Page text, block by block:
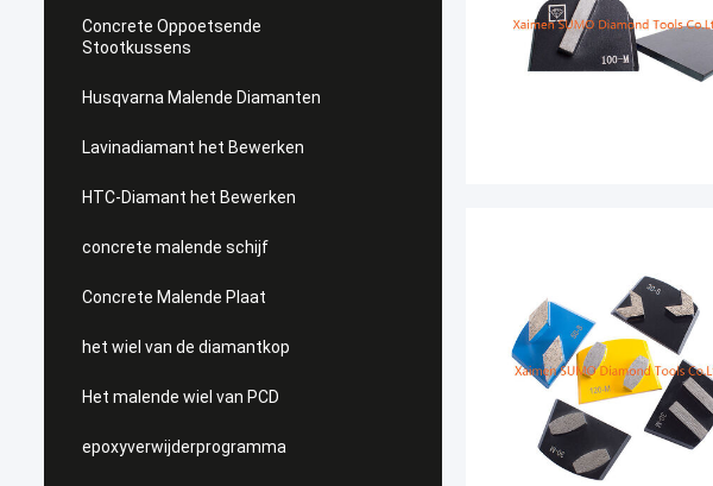
Concrete Oppoetsende
Stootkussens
Husqvarna Malende Diamanten
Lavinadiamant het Bewerken
HTC-Diamant het Bewerken
concrete malende schijf
Concrete Malende Plaat
het wiel van de diamantkop
Het malende wiel van PCD
epoxyverwijderprogramma